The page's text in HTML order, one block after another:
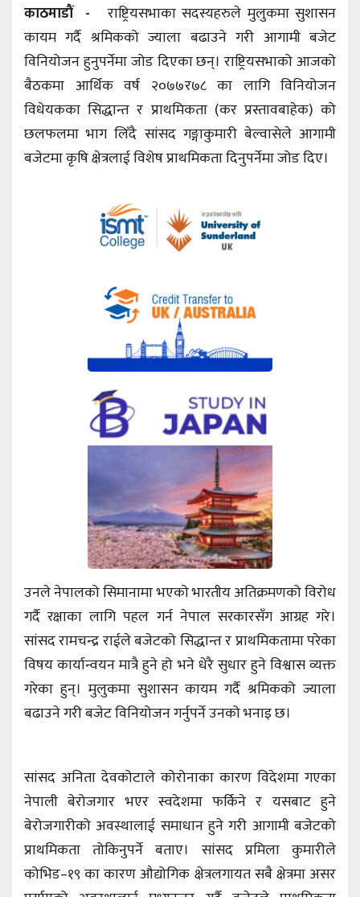
काठमाडाैं - राष्ट्रियसभाका सदस्यहरुले मुलुकमा सुशासन
कायम गर्दै श्रमिकको ज्याला बढाउने गरी आगामी बजेट
विनियोजन हुनुपर्नेमा जोड दिएका छन्। राष्ट्रियसभाको आजको
बैठकमा आर्थिक वर्ष २०७७र७८ का लागि विनियोजन
विधेयकका सिद्धान्त र प्राथमिकता (कर प्रस्तावबाहेक) को
छलफलमा भाग लिँदै सांसद गङ्गाकुमारी बेल्वासेले आगामी
बजेटमा कृषि क्षेत्रलाई विशेष प्राथमिकता दिनुपर्नेमा जोड दिए।
उनले नेपालको सिमानामा भएको भारतीय अतिक्रमणको विरोध
गर्दै रक्षाका लागि पहल गर्न नेपाल सरकारसँग आग्रह गरे।
सांसद रामचन्द्र राईले बजेटको सिद्धान्त र प्राथमिकतामा परेका
विषय कार्यान्वयन मात्रै हुने हो भने धेरै सुधार हुने विश्वास व्यक्त
गरेका हुन्। मुलुकमा सुशासन कायम गर्दै श्रमिकको ज्याला
बढाउने गरी बजेट विनियोजन गर्नुपर्ने उनको भनाइ छ।
सांसद अनिता देवकोटाले कोरोनाका कारण विदेशमा गएका
नेपाली बेरोजगार भएर स्वदेशमा फर्किने र यसबाट हुने
बेरोजगारीको अवस्थालाई समाधान हुने गरी आगामी बजेटको
प्राथमिकता तोकिनुपर्ने बताए। सांसद प्रमिला कुमारीले
कोभिड–१९ का कारण औद्योगिक क्षेत्रलगायत सबै क्षेत्रमा असर